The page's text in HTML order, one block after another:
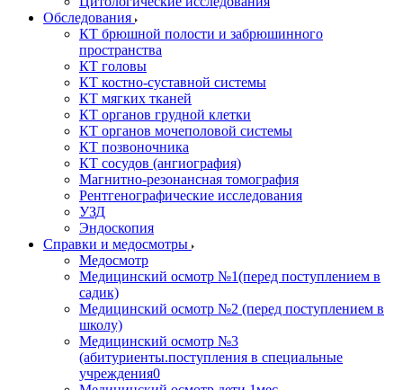
Обследования
КТ брюшной полости и забрюшинного
пространства
КТ головы
КТ костно-суставной системы
КТ мягких тканей
КТ органов грудной клетки
КТ органов мочеполовой системы
КТ позвоночника
КТ сосудов (ангиография)
Магнитно-резонансная томография
Рентгенографические исследования
УЗД
Эндоскопия
Справки и медосмотры
Медосмотр
Медицинский осмотр №1(перед поступлением в
садик)
Медицинский осмотр №2 (перед поступлением в
школу)
Медицинский осмотр №3
(абитуриенты.поступления в специальные
учреждения0